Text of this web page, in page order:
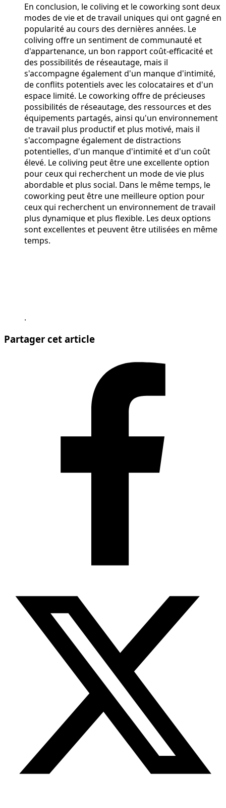
En conclusion, le coliving et le coworking sont deux
modes de vie et de travail uniques qui ont gagné en
popularité au cours des dernières années. Le
coliving offre un sentiment de communauté et
d'appartenance, un bon rapport coût-efficacité et
des possibilités de réseautage, mais il
s'accompagne également d'un manque d'intimité,
de conflits potentiels avec les colocataires et d'un
espace limité. Le coworking offre de précieuses
possibilités de réseautage, des ressources et des
équipements partagés, ainsi qu'un environnement
de travail plus productif et plus motivé, mais il
s'accompagne également de distractions
potentielles, d'un manque d'intimité et d'un coût
élevé. Le coliving peut être une excellente option
pour ceux qui recherchent un mode de vie plus
abordable et plus social. Dans le même temps, le
coworking peut être une meilleure option pour
ceux qui recherchent un environnement de travail
plus dynamique et plus flexible. Les deux options
sont excellentes et peuvent être utilisées en même
temps.
.
Partager cet article